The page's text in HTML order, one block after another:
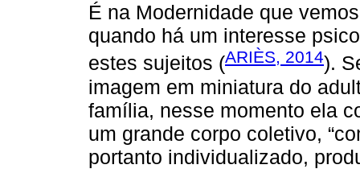
É na Modernidade que
quando há um interesse
estes sujeitos (ARIÈS, 2014).
imagem em miniatura do
família, nesse momento ela
um grande corpo coletivo,
portanto individualizado,